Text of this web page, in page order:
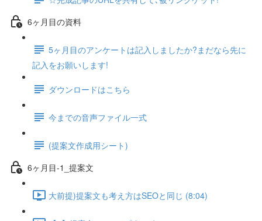
6ヶ月目の資料
5ヶ月目のアンケートは記入しましたか?まだなら先に
記入をお願いします!
ダウンロードはこちら
今までの音声ファイル一式
(提案文作成用シート)
6ヶ月目-1_提案文
大前提)提案文も考え方はSEOと同じ (8:04)